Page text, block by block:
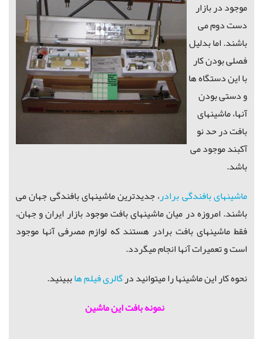
موجود در بازار
دست دوم می
باشند.اما بدلیل
فصلی بودن کار
با این دستگاه ها
و دستی بودن
آنها، ماشینهای
بافت در حد نو
آکبند موجود می
باشد.
ماشینهای بافندگی برادر، جدیدترین ماشینهای بافندگی جهان می
باشند.امروزه در میان ماشینهای بافت موجود بازار ایران و جهان،
فقط ماشینهای بافت برادر هستند که لوازم مصرفی آنها موجود
است و تعمیرات آنها انجام میگردد.
نحوه کار این ماشینها را میتوانید درگالری فیلم هاببینید.
نمونه بافت این ماشین